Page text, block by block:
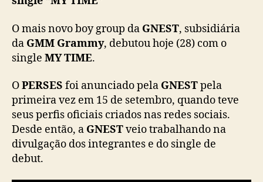
P
E
E
S
d
e
b
u
a
O mais novo boy group da GNEST, subsidiária
da GMM Grammy, debutou hoje (28) com o
single MY TIME.
OPERSES foi anunciado pela GNESTpela
primeira vez em 15 de setembro, quando teve
seus perfis oficiais criados nas redes sociais.
Desde então, a GNESTveio trabalhando na
divulgação dos integrantes e do single de
debut.